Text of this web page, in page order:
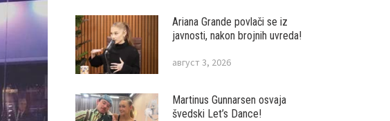
Ariana Grande povlači se iz
javnosti, nakon brojnih uvreda!
август 3, 2026
Martinus Gunnarsen osvaja
švedski Let’s Dance!